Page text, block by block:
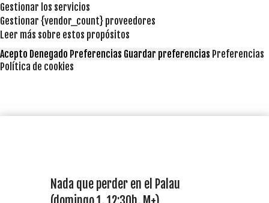
Gestionar los servicios
Gestionar {vendor_count} proveedores
Leer más sobre estos propósitos
Acepto Denegado Preferencias Guardar preferencias Preferencias
Política de cookies
Nada que perder en el Palau